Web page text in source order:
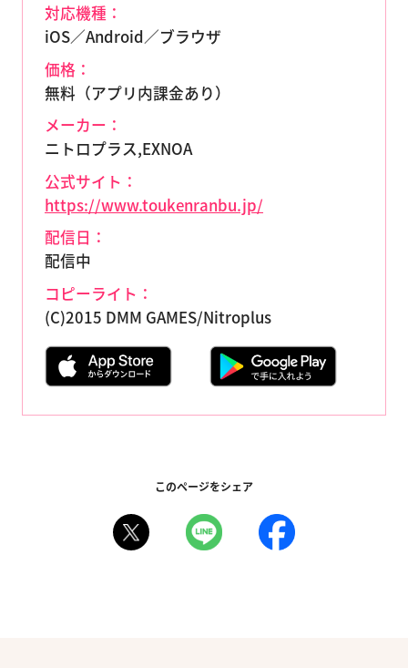
対応機種：
iOS／Android／ブラウザ
価格：
無料（アプリ内課金あり）
メーカー：
ニトロプラス,EXNOA
公式サイト：
https://www.toukenranbu.jp/
配信日：
配信中
コピーライト：
(C)2015 DMM GAMES/Nitroplus
このページをシェア